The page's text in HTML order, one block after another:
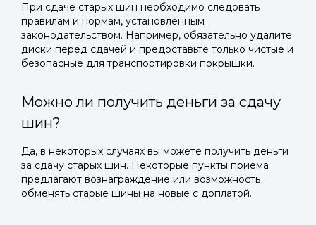
При сдаче старых шин необходимо следовать
правилам и нормам, установленным
законодательством. Например, обязательно удалите
диски перед сдачей и предоставьте только чистые и
безопасные для транспортировки покрышки.
Можно ли получить деньги за сдачу
шин?
Да, в некоторых случаях вы можете получить деньги
за сдачу старых шин. Некоторые пункты приема
предлагают вознаграждение или возможность
обменять старые шины на новые с доплатой.